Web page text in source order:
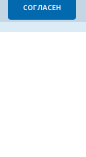
СОГЛАСЕН